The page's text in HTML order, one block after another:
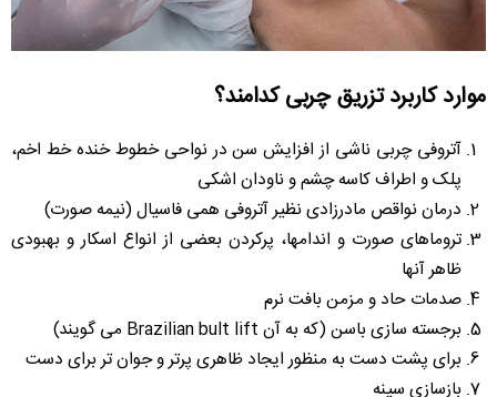
موارد کاربرد تزریق چربی کدامند؟
آتروفی چربی ناشی از افزایش سن در نواحی خطوط خنده خط اخم،
پلک و اطراف کاسه چشم و ناودان اشکی
درمان نواقص مادرزادی نظیر آتروفی همی فاسیال (نیمه صورت)
تروماهای صورت و اندامها، پرکردن بعضی از انواع اسکار و بهبودی
ظاهر آنها
صدمات حاد و مزمن بافت نرم
برجسته سازی باسن (که به آن Brazilian bult lift می گویند)
برای پشت دست به منظور ایجاد ظاهری پرتر و جوان تر برای دست
بازسازی سینه